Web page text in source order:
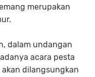
merupakan
dalam undangan
acara pesta
dilangsungkan